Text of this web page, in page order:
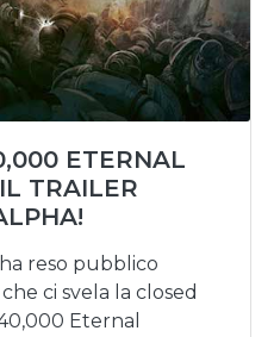
ETERNAL
TRAILER
reso pubblico
ci svela la closed
Eternal